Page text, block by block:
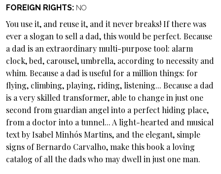
FOREIGN RIGHTS NO
You use it, and reuse it, and it never breaks! If there was
ever a slogan to sell a dad, this would be perfect. Because
a dad is an extraordinary multi-purpose tool: alarm
clock, bed, carousel, umbrella, according to necessity and
whim. Because a dad is useful for a million things: for
flying, climbing, playing, riding, listening... Because a dad
is a very skilled transformer, able to change in just one
second from guardian angel into a perfect hiding place,
from a doctor into a tunnel... A light-hearted and musical
text by Isabel Minhós Martins, and the elegant, simple
signs of Bernardo Carvalho, make this book a loving
catalog of all the dads who may dwell in just one man.